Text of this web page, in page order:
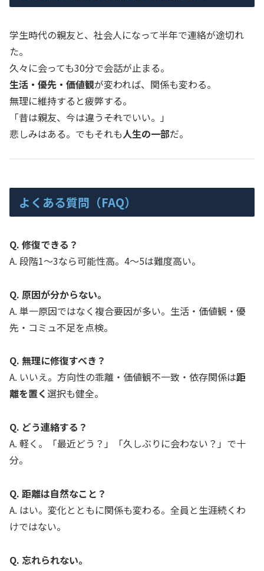
学生時代の親友と、社会人になって半年で連絡が途切れ
た。
久々に会っても30分で会話が止まる。
生活・優先・価値観が変われば、関係も変わる。
無理に維持すると疲弊する。
「昔は親友、今は違う――それでいい。」
悲しみはある。でもそれも人生の一部だ。
よくある質問（FAQ）
Q. 修復できる？
A. 段階1〜3なら可能性高。4〜5は難度高い。
Q. 原因が分からない。
A. 単一原因ではなく複合要因が多い。生活・価値観・優
先・コミュ不足を点検。
Q. 無理に修復すべき？
A. いいえ。方向性の乖離・価値観不一致・依存関係は距
離を置く 選択も健全。
Q. どう連絡する？
A. 軽く。「最近どう？」「久しぶりに会わない？」で十
分。
Q. 距離は自然なこと？
A. はい。変化とともに関係も変わる。全員と生涯続くわ
けではない。
Q. 忘れられない。